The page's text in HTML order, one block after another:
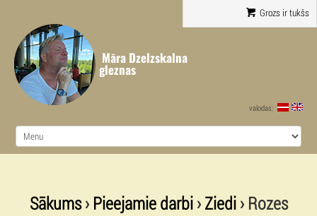
Grozs ir tukšs
Māra Dzelzskalna
gleznas
valodas:
Sākums› Pieejamie darbi›Ziedi› Rozes